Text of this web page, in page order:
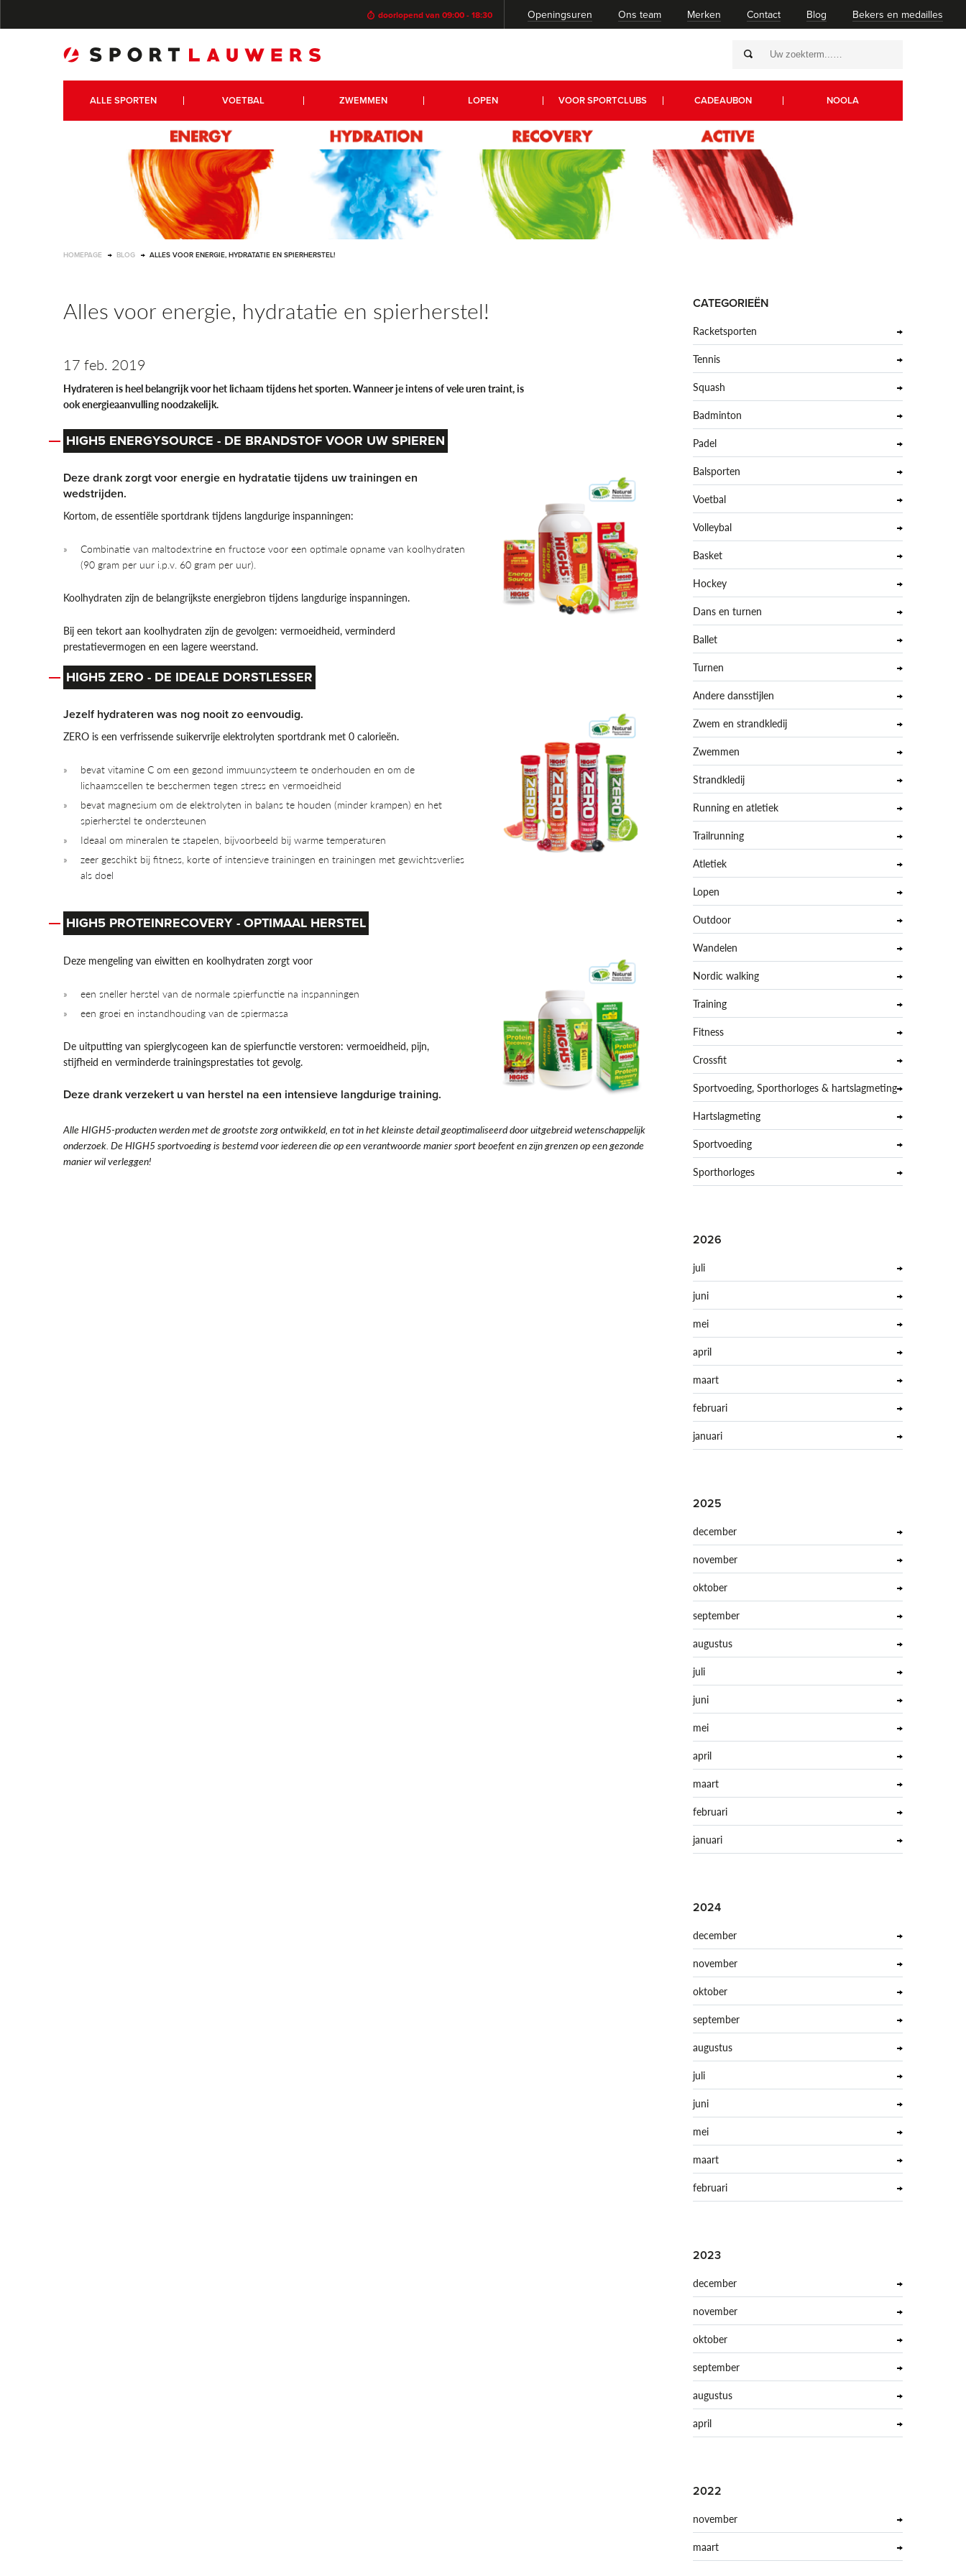
doorlopend van 09:00 - 18:30 Openingsuren Ons team Merken Contact Blog Bekers en medailles
ALLE SPORTEN VOETBAL ZWEMMEN LOPEN VOOR SPORTCLUBS CADEAUBON NOOLA
HOMEPAGE BLOG ALLES VOOR ENERGIE, HYDRATATIE EN SPIERHERSTEL!
Alles voor energie, hydratatie en spierherstel!
17 feb. 2019
Hydrateren is heel belangrijk voor het lichaam tijdens het sporten. Wanneer je intens of vele uren traint, is
ook energieaanvulling noodzakelijk.
HIGH5 ENERGYSOURCE - DE BRANDSTOF VOOR UW SPIEREN
Deze drank zorgt voor energie en hydratatie tijdens uw trainingen en
wedstrijden.
Kortom, de essentiële sportdrank tijdens langdurige inspanningen:
Combinatie van maltodextrine en fructose voor een optimale opname van koolhydraten
(90 gram per uur i.p.v. 60 gram per uur).
Koolhydraten zijn de belangrijkste energiebron tijdens langdurige inspanningen.
Bij een tekort aan koolhydraten zijn de gevolgen: vermoeidheid, verminderd
prestatievermogen en een lagere weerstand.
HIGH5 ZERO - DE IDEALE DORSTLESSER
Jezelf hydrateren was nog nooit zo eenvoudig.
ZERO is een verfrissende suikervrije elektrolyten sportdrank met 0 calorieën.
bevat vitamine C om een gezond immuunsysteem te onderhouden en om de
lichaamscellen te beschermen tegen stress en vermoeidheid
bevat magnesium om de elektrolyten in balans te houden (minder krampen) en het
spierherstel te ondersteunen
Ideaal om mineralen te stapelen, bijvoorbeeld bij warme temperaturen
zeer geschikt bij fitness, korte of intensieve trainingen en trainingen met gewichtsverlies
als doel
HIGH5 PROTEINRECOVERY - OPTIMAAL HERSTEL
Deze mengeling van eiwitten en koolhydraten zorgt voor
een sneller herstel van de normale spierfunctie na inspanningen
een groei en instandhouding van de spiermassa
De uitputting van spierglycogeen kan de spierfunctie verstoren: vermoeidheid, pijn,
stijfheid en verminderde trainingsprestaties tot gevolg.
Deze drank verzekert u van herstel na een intensieve langdurige training.
Alle HIGH5-producten werden met de grootste zorg ontwikkeld, en tot in het kleinste detail geoptimaliseerd door uitgebreid wetenschappelijk
onderzoek. De HIGH5 sportvoeding is bestemd voor iedereen die op een verantwoorde manier sport beoefent en zijn grenzen op een gezonde
manier wil verleggen!
CATEGORIEËN
Racketsporten
Tennis
Squash
Badminton
Padel
Balsporten
Voetbal
Volleybal
Basket
Hockey
Dans en turnen
Ballet
Turnen
Andere dansstijlen
Zwem en strandkledij
Zwemmen
Strandkledij
Running en atletiek
Trailrunning
Atletiek
Lopen
Outdoor
Wandelen
Nordic walking
Training
Fitness
Crossfit
Sportvoeding, Sporthorloges & hartslagmeting
Hartslagmeting
Sportvoeding
Sporthorloges
2026
juli
juni
mei
april
maart
februari
januari
2025
december
november
oktober
september
augustus
juli
juni
mei
april
maart
februari
januari
2024
december
november
oktober
september
augustus
juli
juni
mei
maart
februari
2023
december
november
oktober
september
augustus
april
2022
november
maart